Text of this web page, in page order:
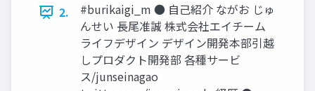
2.
#burikaigi_m ● ⾃⼰紹介 ながお じゅ
んせい ⻑尾准誠 株式会社エイチーム
ライフデザイン デザイン開発本部引越
しプロダクト開発部 各種サービ
ス/junseinagao